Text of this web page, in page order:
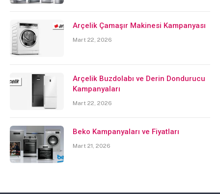
Arçelik Çamaşır Makinesi Kampanyası
Mart 22, 2026
Arçelik Buzdolabı ve Derin Dondurucu
Kampanyaları
Mart 22, 2026
Beko Kampanyaları ve Fiyatları
Mart 21, 2026